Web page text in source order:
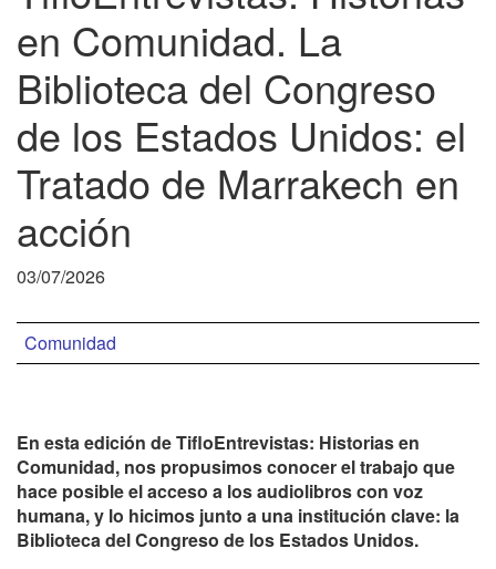
en Comunidad. La
Biblioteca del Congreso
de los Estados Unidos: el
Tratado de Marrakech en
acción
03/07/2026
Comunidad
En esta edición de TifloEntrevistas: Historias en
Comunidad, nos propusimos conocer el trabajo que
hace posible el acceso a los audiolibros con voz
humana, y lo hicimos junto a una institución clave: la
Biblioteca del Congreso de los Estados Unidos.